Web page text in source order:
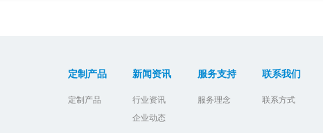
定制产品
定制产品
新闻资讯
行业资讯
企业动态
服务支持
服务理念
联系我们
联系方式